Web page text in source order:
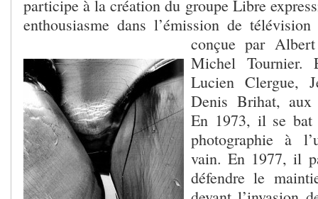
participe à la création du groupe Libre
enthousiasme dans l’émission de
conçue par
Michel
Lucien Clergue,
Denis Brihat, aux
En 1973, il se bat
photographie à
vain. En 1977, il
défendre le